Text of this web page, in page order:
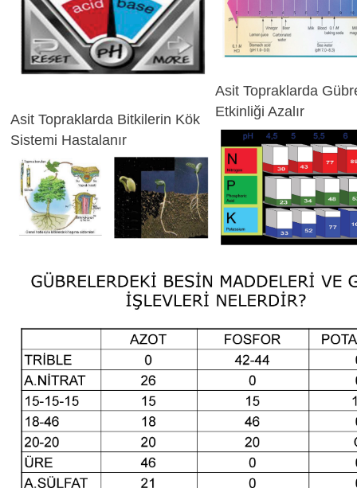
Asit Topraklarda Bitkilerin Kök
Sistemi Hastalanır
Asit Topraklarda
Etkinliği Azalır